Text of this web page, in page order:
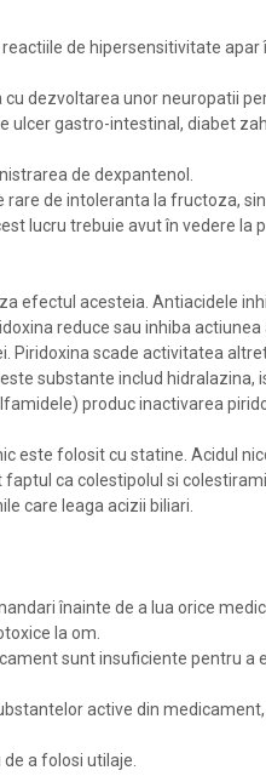
de hipersensitivitate
dezvoltarea unor neuropatii
gastro-intestinal, diabet
de dexpantenol.
de intoleranta la fructoza,
lucru trebuie avut în vedere la
efectul acesteia. Antiacidele
reduce sau inhiba
Piridoxina scade activitatea
substante includ
produc inactivarea
este folosit cu statine. Acidul
ca colestipolul si
care leaga acizii biliari.
înainte de a lua orice
la om.
sunt insuficiente pentru
active din
a folosi utilaje.